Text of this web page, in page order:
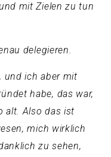
mit Zielen zu tun
delegieren.
und ich aber mit
habe, das war,
alt. Also das ist
mich wirklich
zu sehen,